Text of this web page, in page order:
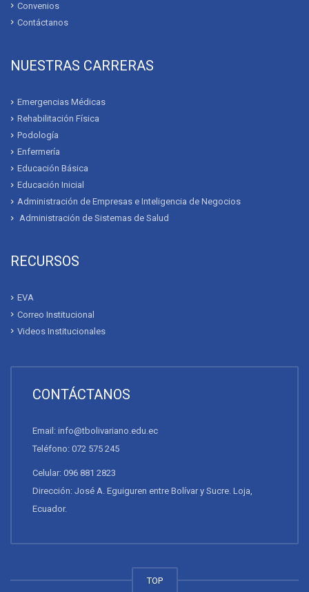
Convenios
Contáctanos
NUESTRAS CARRERAS
Emergencias Médicas
Rehabilitación Física
Podología
Enfermería
Educación Básica
Educación Inicial
Administración de Empresas e Inteligencia de Negocios
Administración de Sistemas de Salud
RECURSOS
EVA
Correo Institucional
Videos Institucionales
CONTÁCTANOS
Email: info@tbolivariano.edu.ec
Teléfono: 072 575 245
Celular: 096 881 2823
Dirección: José A. Eguiguren entre Bolívar y Sucre. Loja,
Ecuador.
TOP